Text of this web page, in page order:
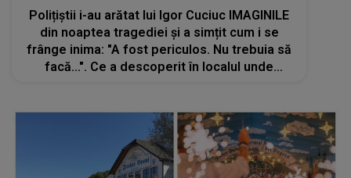
Polițiștii i-au arătat lui Igor Cuciuc IMAGINILE
din noaptea tragediei și a simțit cum i se
frânge inima: "A fost periculos. Nu trebuia să
facă...". Ce a descoperit în localul unde